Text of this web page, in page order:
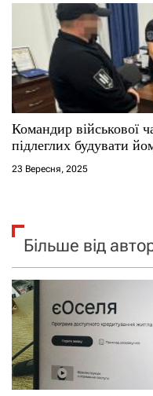
​Командир військової
підлеглих будувати
23 Вересня, 2025
Більше від